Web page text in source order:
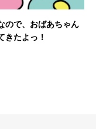
ので、おばあちゃん
きたよっ！